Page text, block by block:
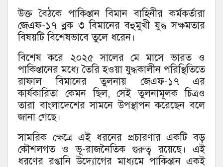
উক্ত বৈঠকে পাকিস্তান বিমান বাহিনীর কর্মকর্তারা
জেএফ-১৭ ব্লক ৩ বিমানের বহুমুখী যুদ্ধ সক্ষমতার
বিষয়টি বিশেষভাবে তুলে ধরেন।
বিশেষ করে ২০২৫ সালের মে মাসে ভারত ও
পাকিস্তানের মধ্যে তৈরি হওয়া যুদ্ধকালীন পরিস্থিতিতে
রাফাল বিমানের তুলনায় জেএফ-১৭ এর
কার্যকারিতা কেমন ছিল, সেই তুলনামূলক চিত্রও
তারা বাংলাদেশের সামনে উপস্থাপন করেছেন বলে
জানা গেছে।
সামরিক ক্ষেত্রে এই ধরনের প্রচারণার একটি বড়
কৌশলগত ও ভূ-রাজনৈতিক গুরুত্ব রয়েছে। এই
ধরণের রপ্তানি উদ্যোগের মাধ্যমে পাকিস্তান একই